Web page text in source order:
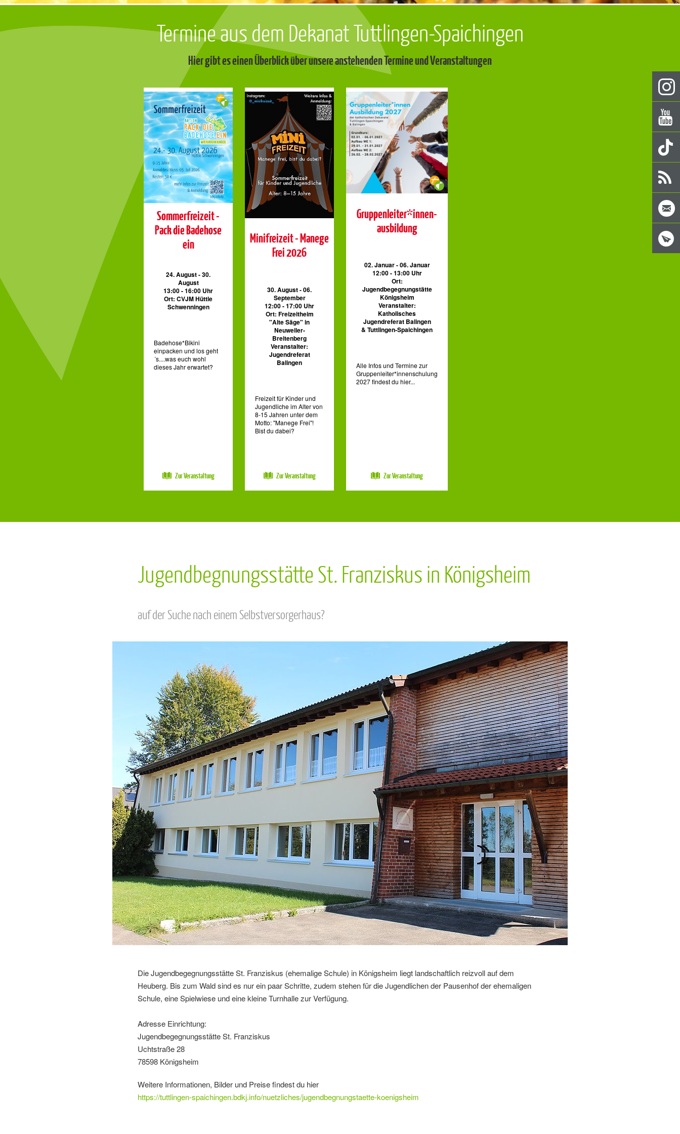
Termine aus dem Dekanat Tuttlingen-Spaichingen
Hier gibt es einen Überblick über unsere anstehenden Termine und Veranstaltungen
Sommerfreizeit -
Pack die Badehose
ein
24. August - 30.
August
13:00 - 16:00 Uhr
Ort: CVJM Hüttle
Schwenningen
Badehose*Bikini
einpacken und los geht
´s....was euch wohl
dieses Jahr erwartet?
Zur Veranstaltung
Minifreizeit - Manege
Frei 2026
30. August - 06.
September
12:00 - 17:00 Uhr
Ort: Freizeitheim
"Alte Säge" in
Neuweiler-
Breitenberg
Veranstalter:
Jugendreferat
Balingen
Freizeit für Kinder und
Jugendliche im Alter von
8-15 Jahren unter dem
Motto: "Manege Frei"!
Bist du dabei?
Zur Veranstaltung
Gruppenleiter*innen-
ausbildung
02. Januar - 06. Januar
12:00 - 13:00 Uhr
Ort:
Jugendbegegnungstätte
Königsheim
Veranstalter:
Katholisches
Jugendreferat Balingen
& Tuttlingen-Spaichingen
Alle Infos und Termine zur
Gruppenleiter*innenschulung
2027 findest du hier...
Zur Veranstaltung
Jugendbegnungsstätte St. Franziskus in Königsheim
auf der Suche nach einem Selbstversorgerhaus?
Die Jugendbegegnungsstätte St. Franziskus (ehemalige Schule) in Königsheim liegt landschaftlich reizvoll auf dem
Heuberg. Bis zum Wald sind es nur ein paar Schritte, zudem stehen für die Jugendlichen der Pausenhof der ehemaligen
Schule, eine Spielwiese und eine kleine Turnhalle zur Verfügung.
Adresse Einrichtung:
Jugendbegegnungsstätte St. Franziskus
Uchtstraße 28
78598 Königsheim
Weitere Informationen, Bilder und Preise findest du hier
https://tuttlingen-spaichingen.bdkj.info/nuetzliches/jugendbegnungstaette-koenigsheim